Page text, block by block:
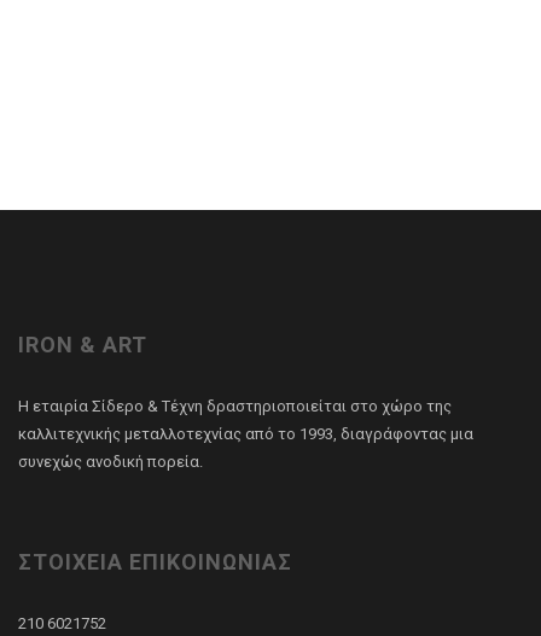
IRON & ART
Η εταιρία Σίδερο & Τέχνη δραστηριοποιείται στο χώρο της
καλλιτεχνικής μεταλλοτεχνίας από το 1993, διαγράφοντας μια
συνεχώς ανοδική πορεία.
ΣΤΟΙΧΕΙΑ ΕΠΙΚΟΙΝΩΝΙΑΣ
210 6021752